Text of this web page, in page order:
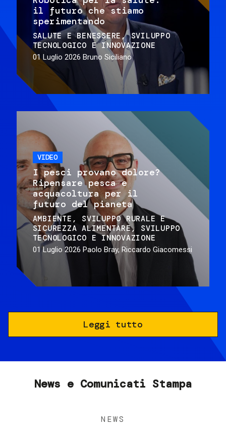
il futuro che stiamo
sperimentando
SALUTE E BENESSERE
SVILUPPO
TECNOLOGICO E INNOVAZIONE
01 Luglio 2026 Bruno Siciliano
VIDEO
I pesci provano dolore?
Ripensare pesca e
acquacoltura per il
futuro del pianeta
AMBIENTE
SVILUPPO RURALE E
SICUREZZA ALIMENTARE
SVILUPPO
TECNOLOGICO E INNOVAZIONE
01 Luglio 2026 Paolo Bray, Riccardo Giacomessi
Leggi tutto
News e Comunicati Stampa
NEWS